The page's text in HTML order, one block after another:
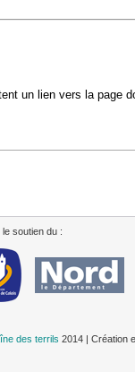
un lien vers la page
soutien du :
des terrils 2014 | Création